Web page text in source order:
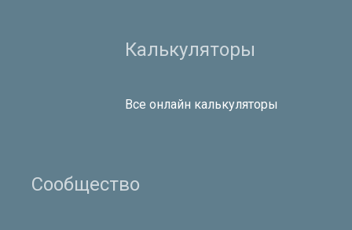
Калькуляторы
Все онлайн калькуляторы
Сообщество